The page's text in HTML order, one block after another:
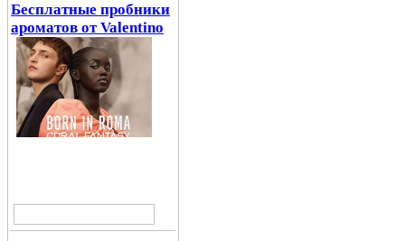
Бесплатные пробники
ароматов от Valentino